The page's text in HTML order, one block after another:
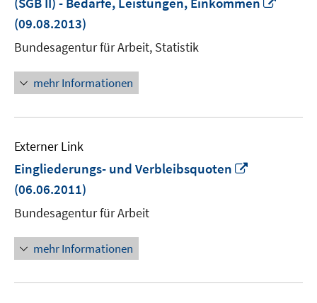
(09.08.2013)
Bundesagentur für Arbeit, Statistik
mehr Informationen
Externer Link
Eingliederungs- und Verbleibsquoten
(06.06.2011)
Bundesagentur für Arbeit
mehr Informationen